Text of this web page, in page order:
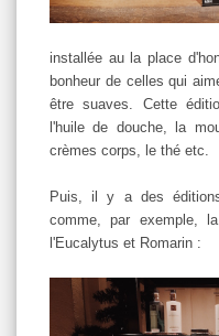
installée au la place
bonheur de celles qui
être suaves. Cette
l'huile de douche, la
crèmes corps, le thé etc.
Puis, il y a des
comme, par exemple,
l'Eucalytus et Romarin :